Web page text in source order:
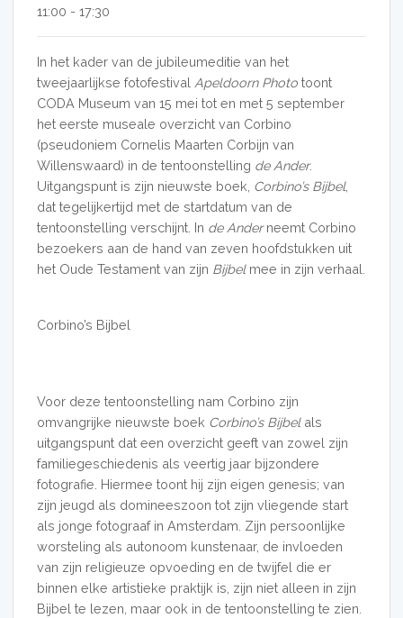
11:00 - 17:30
In het kader van de jubileumeditie van het
tweejaarlijkse fotofestival Apeldoorn Phototoont
CODA Museum van 15 mei tot en met 5 september
het eerste museale overzicht van Corbino
(pseudoniem Cornelis Maarten Corbijn van
Willenswaard) in de tentoonstelling de Ander.
Uitgangspunt is zijn nieuwste boek, Corbino’s Bijbel,
dat tegelijkertijd met de startdatum van de
tentoonstelling verschijnt. In de Anderneemt Corbino
bezoekers aan de hand van zeven hoofdstukken uit
het Oude Testament van zijn Bijbelmee in zijn verhaal.
Corbino’s Bijbel
Voor deze tentoonstelling nam Corbino zijn
omvangrijke nieuwste boek Corbino’s Bijbelals
uitgangspunt dat een overzicht geeft van zowel zijn
familiegeschiedenis als veertig jaar bijzondere
fotografie. Hiermee toont hij zijn eigen genesis; van
zijn jeugd als domineeszoon tot zijn vliegende start
als jonge fotograaf in Amsterdam. Zijn persoonlijke
worsteling als autonoom kunstenaar, de invloeden
van zijn religieuze opvoeding en de twijfel die er
binnen elke artistieke praktijk is, zijn niet alleen in zijn
Bijbel te lezen, maar ook in de tentoonstelling te zien.